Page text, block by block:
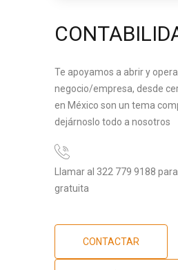
Te apoyamos a abrir y
negocio/empresa, desde
en México son un tema
dejárnoslo todo a nosotros
Llamar al 322 779 9188
gratuita
CONTACTAR